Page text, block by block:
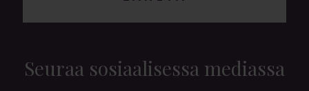
Seuraa sosiaalisessa mediassa